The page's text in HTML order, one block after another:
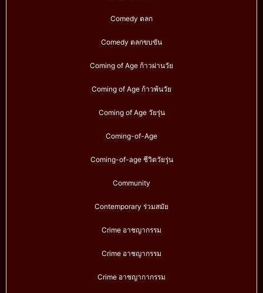
Comedy ตลก
Comedy ตลกขบขัน
Coming of Age ก้าวผ่านวัย
Coming of Age ก้าวพ้นวัย
Coming of Age วัยรุ่น
Coming-of-Age
Coming-of-age ชีวิตวัยรุ่น
Community
Contemporary ร่วมสมัย
Crime อาชญากรรม
Crime อาชญากรรม
Crime อาชญากากรรม